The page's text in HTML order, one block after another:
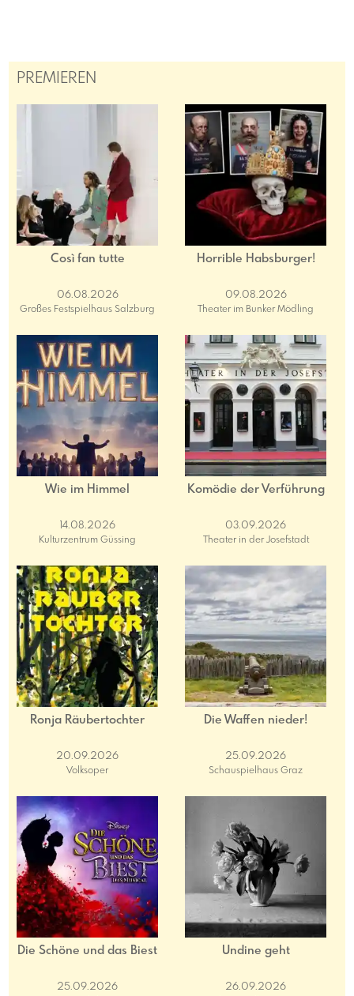
PREMIEREN
Così fan tutte
06.08.2026
Großes Festspielhaus Salzburg
Horrible Habsburger!
09.08.2026
Theater im Bunker Mödling
Wie im Himmel
14.08.2026
Kulturzentrum Güssing
Komödie der Verführung
03.09.2026
Theater in der Josefstadt
Ronja Räubertochter
20.09.2026
Volksoper
Die Waffen nieder!
25.09.2026
Schauspielhaus Graz
Die Schöne und das Biest
25.09.2026
Undine geht
26.09.2026